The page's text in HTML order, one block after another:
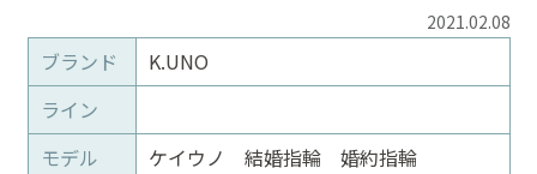
2021.02.08
ブランド
K.UNO
ライン
モデル
ケイウノ 結婚指輪 婚約指輪